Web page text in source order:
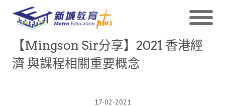
【Mingson Sir分享】2021 香港經
濟 與課程相關重要概念
17-02-2021